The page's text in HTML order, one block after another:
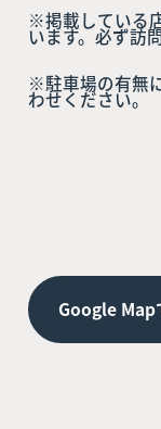
※掲載している
います。必ず訪
※駐車場の有無
わせください。
Google Map